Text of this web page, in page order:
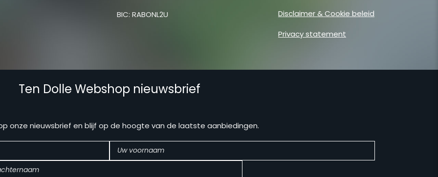
BIC: RABONL2U
Disclaimer & Cookie beleid
Privacy statement
Ten Dolle Webshop nieuwsbrief
onze nieuwsbrief en blijf op de hoogte van de laatste aanbiedingen.